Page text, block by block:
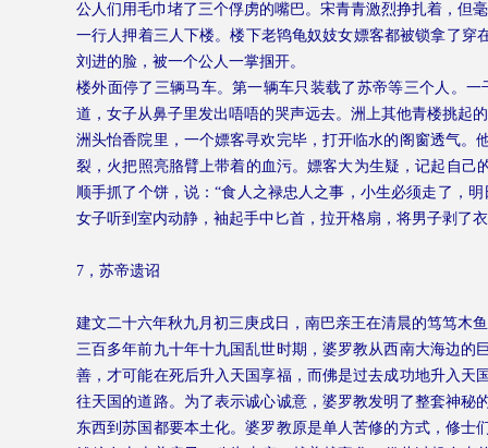
公人们用毛巾堵了三个俘虏的嘴巴。宋青青激烈挣扎着，但
一行人押着三人下楼。楼下老鸨龟奴妓女嫖客都被锁拿了穿
刘进的脸，被一个公人一掌掴开。
楼外面停了三辆马车。第一辆车只装载了苏帝等三个人。
道，女子从鼻子里发出唔唔的哭声远去。洲上其他青楼挑起
洲头怡香院里，一个嫖客寻欢完毕，打开临水的阁窗透气
裂，火把照亮胳臂上带着的血污。嫖客大为生疑，记起自己
顺手抓了个饼，说：“食人之禄忠人之事，小生必须走了，
女子听到室内动静，袖起手中匕首，拉开格扇，将男子剥了
7 ，苏帝遗诏
建文二十六年秋九月初三庚戌日，南巴亲王在清晨的笃笃木
三百多年前九十年十九国乱世时期，婆罗教从西南大海边
善，才可能在死后升入天国享福，而佛是过去成功地升入
往天国的道路。为了表示诚心诚意，婆罗教发明了整套神
东西到苏国都要本土化。婆罗教原是单人苦修的方式，修